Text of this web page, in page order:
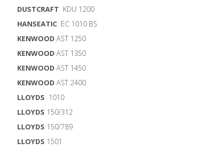
DUSTCRAFT KDU 1200
HANSEATIC EC 1010 BS
KENWOOD AST 1250
KENWOOD AST 1350
KENWOOD AST 1450
KENWOOD AST 2400
LLOYDS 1010
LLOYDS 150/312
LLOYDS 150/789
LLOYDS 1501